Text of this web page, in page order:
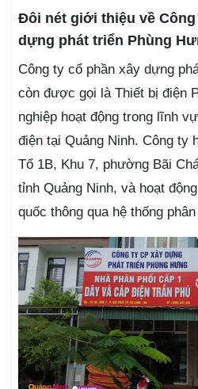
Đôi nét giới thiệu về
dựng phát triển Phùng
Công ty cổ phần xây dựng
còn được gọi là Thiết bị điện
nghiệp hoạt động trong lĩnh
điện tại Quảng Ninh. Công ty
Tổ 1B, Khu 7, phường Bãi
tỉnh Quảng Ninh, và hoạt
quốc thông qua hệ thống